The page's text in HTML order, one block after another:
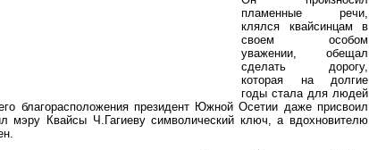
пламенные речи,
клялся квайсинцам в
своем особом
уважении, обещал
сделать дорогу,
которая на долгие
годы стала для людей
благорасположения президент Южной Осетии даже присвоил
мэру Квайсы Ч.Гагиеву символический ключ, а вдохновителю